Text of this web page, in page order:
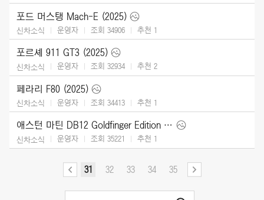
포드 머스탱 Mach-E (2025)
신차소식 운영자 조회 34906 추천 1
포르셰 911 GT3 (2025)
신차소식 운영자 조회 32934 추천 2
페라리 F80 (2025)
신차소식 운영자 조회 34413 추천 1
애스턴 마틴 DB12 Goldfinger Edition (2025)
신차소식 운영자 조회 35221 추천 1
31 32 33 34 35